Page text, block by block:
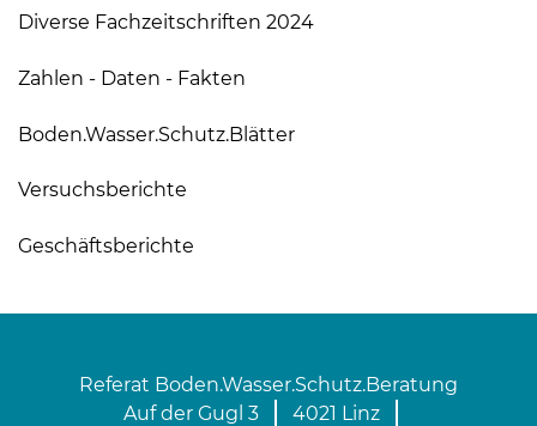
Diverse Fachzeitschriften 2024
Zahlen - Daten - Fakten
Boden.Wasser.Schutz.Blätter
Versuchsberichte
Geschäftsberichte
Referat Boden.Wasser.Schutz.Beratung
Auf der Gugl 3
4021 Linz